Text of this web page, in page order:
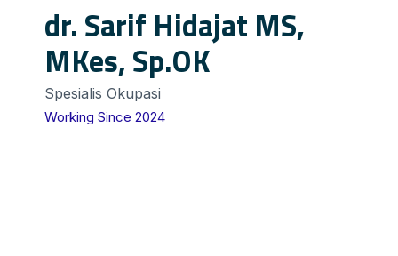
dr. Sarif Hidajat MS,
MKes, Sp.OK
Spesialis Okupasi
Working Since 2024